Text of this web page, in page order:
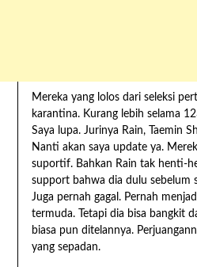
Mereka yang lolos dari seleksi
karantina. Kurang lebih selama
Saya lupa. Jurinya Rain, Taemin
Nanti akan saya update ya.
suportif. Bahkan Rain tak henti-
support bahwa dia dulu sebelum
Juga pernah gagal. Pernah
termuda. Tetapi dia bisa bangkit
biasa pun ditelannya.
yang sepadan.